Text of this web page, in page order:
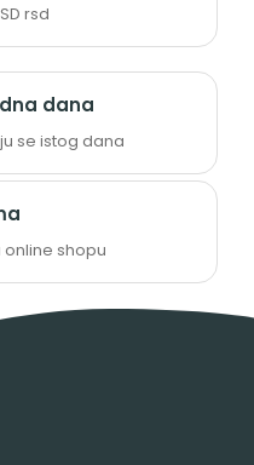
rsd
dana
se istog dana
online shopu